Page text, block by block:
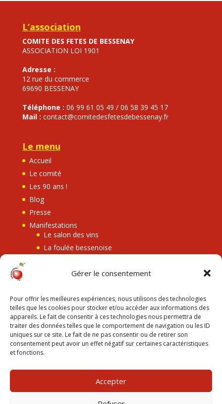
Gérer le consentement
Pour offrir les meilleures expériences, nous utilisons des technologies
telles que les cookies pour stocker et/ou accéder aux informations des
appareils. Le fait de consentir à ces technologies nous permettra de
traiter des données telles que le comportement de navigation ou les ID
uniques sur ce site. Le fait de ne pas consentir ou de retirer son
consentement peut avoir un effet négatif sur certaines caractéristiques
et fonctions.
Accepter
L’association
COMITE DES FETES DE BESSENAY
ASSOCIATION LOI 1901
Adresse :
12 rue du commerce
69690 BESSENAY
Téléphone : 06 99 61 05 49 / 06 58 39 45 17
Mail : contact@comitedesfetesdebessenay.fr
Le menu
Accueil
Le comité
Les 90 ans !
Blog
Presse
Manifestations
Le salon des vins
La foulée bessenoise
Les retransmissions
Contact
Les mentions légales
Mentions légales
Utilisation des cookies